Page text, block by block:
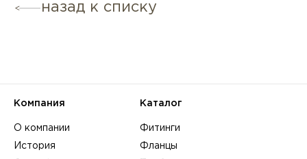
назад к списку
Компания
О компании
История
Каталог
Фитинги
Фланцы